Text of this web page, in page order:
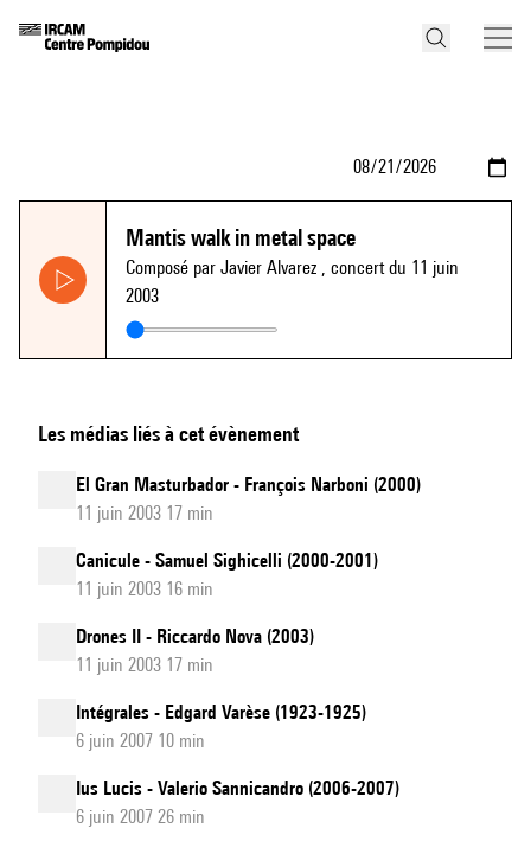
Mantis walk in metal space
Composé par Javier Alvarez , concert du 11 juin
2003
Les médias liés à cet évènement
El Gran Masturbador - François Narboni (2000)
11 juin 2003 17 min
Canicule - Samuel Sighicelli (2000-2001)
11 juin 2003 16 min
Drones II - Riccardo Nova (2003)
11 juin 2003 17 min
Intégrales - Edgard Varèse (1923-1925)
6 juin 2007 10 min
Ius Lucis - Valerio Sannicandro (2006-2007)
6 juin 2007 26 min